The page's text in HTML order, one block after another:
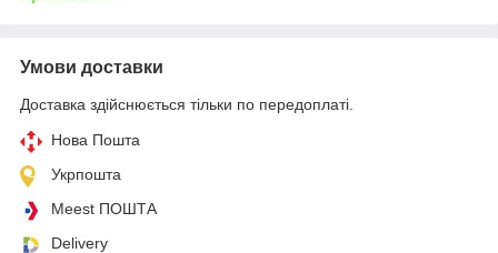
Умови доставки
Доставка здійснюється тільки по передоплаті.
Нова Пошта
Укрпошта
Meest ПОШТА
Delivery